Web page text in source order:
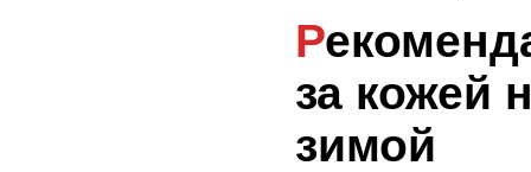
Рекомендации по уходу
за кожей
зимой